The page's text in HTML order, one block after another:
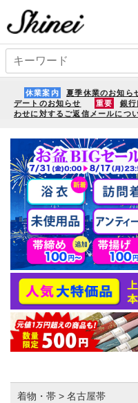
休業案内 夏季休業のお知
デートのお知らせ
重要 銀
わせに対するご返信メールにつ
着物・帯 > 名古屋帯